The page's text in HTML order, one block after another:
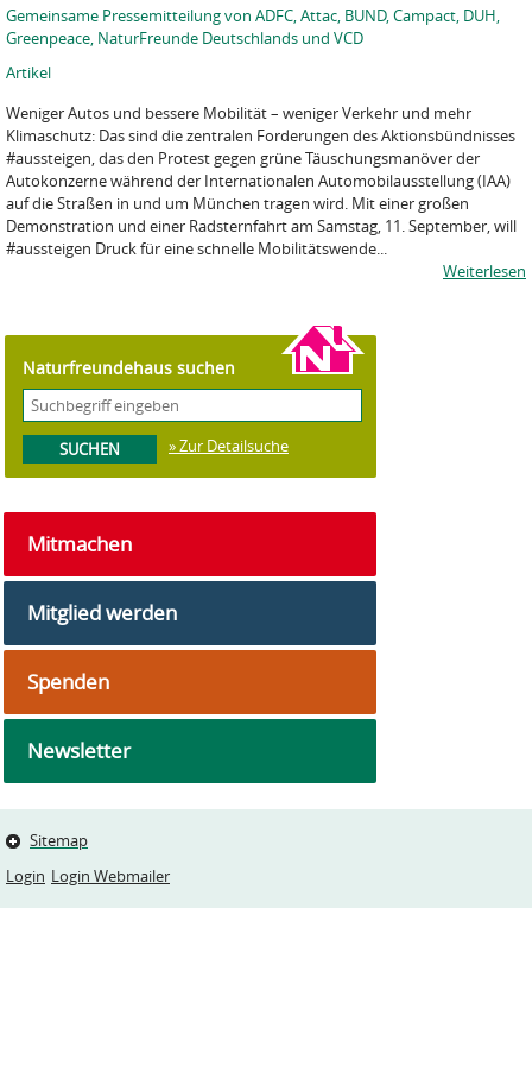
Gemeinsame Pressemitteilung von ADFC, Attac, BUND, Campact, DUH,
Greenpeace, NaturFreunde Deutschlands und VCD
Artikel
Weniger Autos und bessere Mobilität – weniger Verkehr und mehr
Klimaschutz: Das sind die zentralen Forderungen des Aktionsbündnisses
#aussteigen, das den Protest gegen grüne Täuschungsmanöver der
Autokonzerne während der Internationalen Automobilausstellung (IAA)
auf die Straßen in und um München tragen wird. Mit einer großen
Demonstration und einer Radsternfahrt am Samstag, 11. September, will
#aussteigen Druck für eine schnelle Mobilitätswende...
Weiterlesen
Naturfreundehaus suchen
» Zur Detailsuche
Mitmachen
Mitglied werden
Spenden
Newsletter
Sitemap
Login Login Webmailer